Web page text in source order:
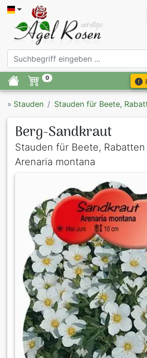
0
» Stauden Stauden für Beete,
Berg-Sandkraut
Stauden für Beete,
Arenaria montana